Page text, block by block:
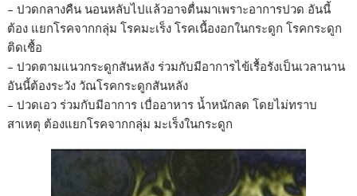
– ปวดกลางคืน นอนหลับไปแล้วอาจตื่นมาเพราะอาการปวด อันนี้
ต้อง แยกโรคจากกลุ่ม โรคมะเร็ง โรคเนื้องอกในกระดูก โรคกระดูก
ติดเชื้อ
– ปวดตามแนวกระดูกสันหลัง ร่วมกับมีอาการไข้เรื้อรังเป็นเวลานาน
อันนี้ต้องระวัง วัณโรคกระดูกสันหลัง
– ปวดเอว ร่วมกับมีอาการ เบื่ออาหาร น้ำหนักลด โดยไม่ทราบ
สาเหตุ ต้องแยกโรคจากกลุ่ม มะเร็งในกระดูก